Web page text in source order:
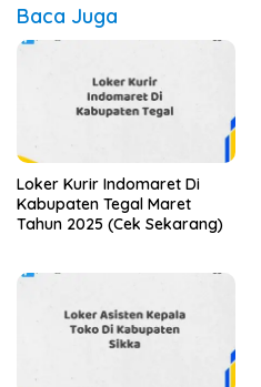
Baca Juga
Loker Kurir Indomaret Di
Kabupaten Tegal Maret
Tahun 2025 (Cek Sekarang)